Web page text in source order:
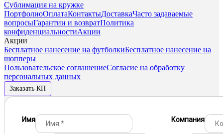
Сублимация на кружке
ПортфолиоОплатаКонтактыДоставкаЧасто задаваемые
вопросыГарантии и возвратПолитика
конфиденциальностиАкции
Акции
Бесплатное нанесение на футболкиБесплатное нанесение на
шопперы
Пользовательское соглашениеСогласие на обработку
персональных данных
Заказать КП
Имя Компания